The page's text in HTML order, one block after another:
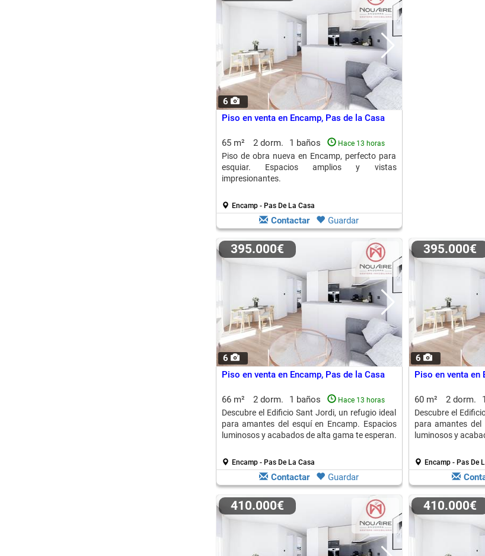
6
Piso en venta en Encamp, Pas de la Casa
65 m² 2 dorm. 1 baños Hace 13 horas
Piso de obra nueva en Encamp, perfecto para
esquiar. Espacios amplios y vistas
impresionantes.
Encamp - Pas De La Casa
Contactar Guardar
6
395.000€
Piso en venta en Encamp, Pas de la Casa
66 m² 2 dorm. 1 baños Hace 13 horas
Descubre el Edificio Sant Jordi, un refugio ideal
para amantes del esquí en Encamp. Espacios
luminosos y acabados de alta gama te esperan.
Encamp - Pas De La Casa
Contactar Guardar
6
395.000€
Piso en venta en
60 m² 2 dorm.
Descubre el
para amantes del
luminosos y
Encamp - Pas De
410.000€ 410.000€